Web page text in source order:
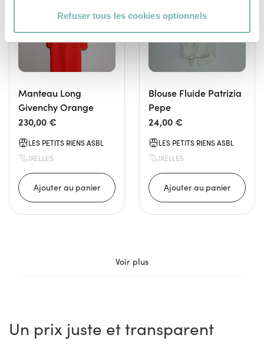
Refuser tous les cookies optionnels
Manteau Long
Givenchy Orange
230,00 €
LES PETITS RIENS ASBL
IXELLES
Blouse Fluide Patrizia
Pepe
24,00 €
LES PETITS RIENS ASBL
IXELLES
Voir plus
Un prix juste et transparent